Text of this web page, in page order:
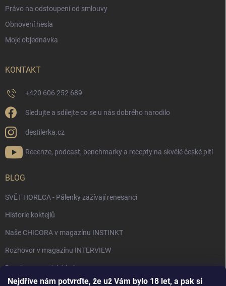
Nejdříve nám potvrďte, že už Vám bylo 18 let, a pak si
Právo na odstoupení od smlouvy
Obnovení hesla
Moje objednávka
KONTAKT
+420 606 252 689
Sledujte a sdílejte co se u nás dobrého narodilo
destilerka.cz
Recenze, podcast, benchmarky a recepty na skvělé české pití
BLOG
SVĚT HORECA - Pálenky zažívají renesanci
Historie koktejlů
Naše CHICORA v magazínu INSTINKT
Rozhovor v magazínu INTERVIEW
Bourbon, americká krása.